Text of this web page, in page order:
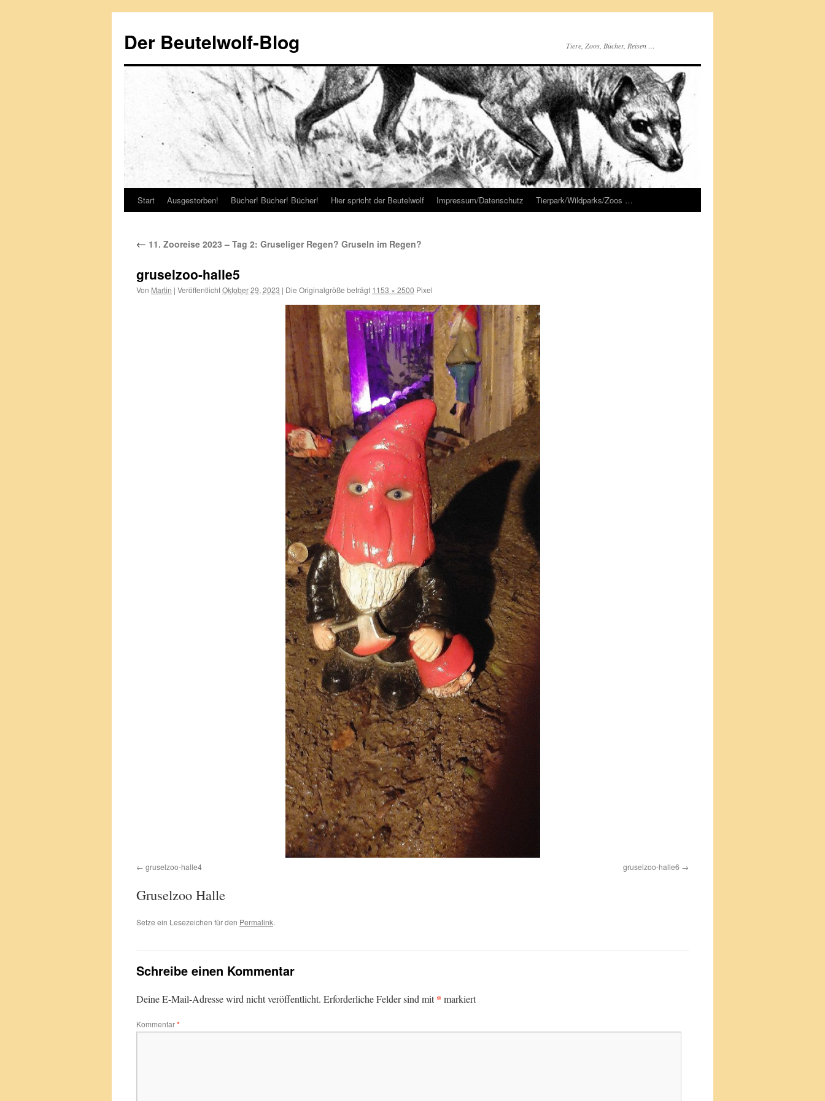
springen
Der Beutelwolf-Blog Tiere, Zoos, Bücher, Reisen …
Start Ausgestorben! Bücher! Bücher! Bücher! Hier spricht der Beutelwolf Impressum/Datenschutz Tierpark/Wildparks/Zoos …
← 11. Zooreise 2023 – Tag 2: Gruseliger Regen? Gruseln im Regen?
gruselzoo-halle5
Von Martin | VeröffentlichtOktober 29, 2023 | Die Originalgröße beträgt 1153 × 2500 Pixel
gruselzoo-halle4 gruselzoo-halle6
Gruselzoo Halle
Setze ein Lesezeichen für den Permalink.
Schreibe einen Kommentar
Deine E-Mail-Adresse wird nicht veröffentlicht. Erforderliche Felder sind mit* markiert
Kommentar*